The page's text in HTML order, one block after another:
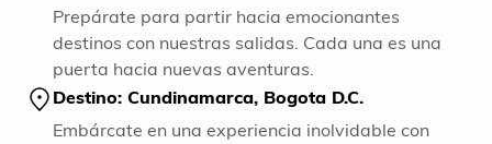
Prepárate para partir hacia emocionantes
destinos con nuestras salidas. Cada una es una
puerta hacia nuevas aventuras.
Destino: Cundinamarca, Bogota D.C.
Embárcate en una experiencia inolvidable con